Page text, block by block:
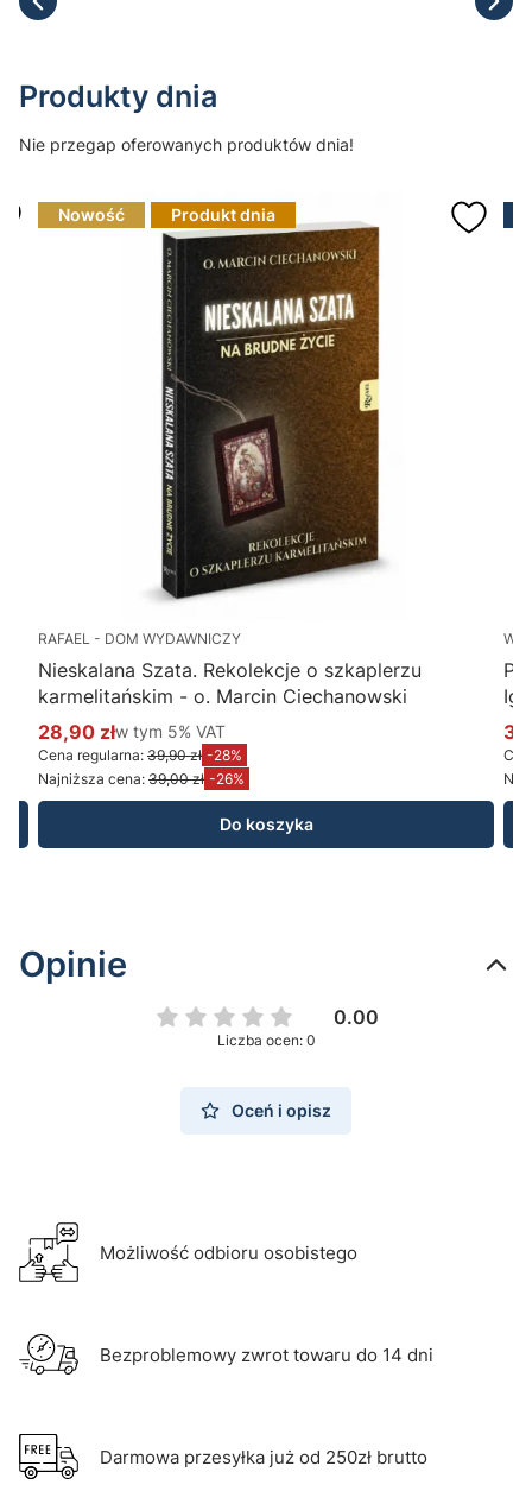
Produkty dnia
Nie przegap oferowanych produktów dnia!
Nowość Produkt dnia
RAFAEL - DOM WYDAWNICZY
Nieskalana Szata. Rekolekcje o szkaplerzu
karmelitańskim - o. Marcin Ciechanowski
Cena promocyjna brutto
28,90 złw tym %s VAT
w tym 5% VAT
Cena regularna: 39,90 zł -28%
Najniższa cena: 39,00 zł -26%
Do koszyka
Opinie
0.00
Liczba ocen: 0
Oceń i opisz
Możliwość odbioru osobistego
Bezproblemowy zwrot towaru do 14 dni
Darmowa przesyłka już od 250zł brutto